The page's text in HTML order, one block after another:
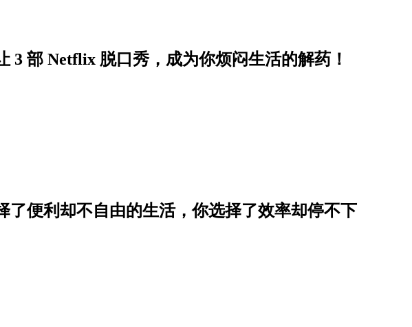
3 部 Netflix 脱口秀，成为你烦闷生活的解药！
了便利却不自由的生活，你选择了效率却停不下